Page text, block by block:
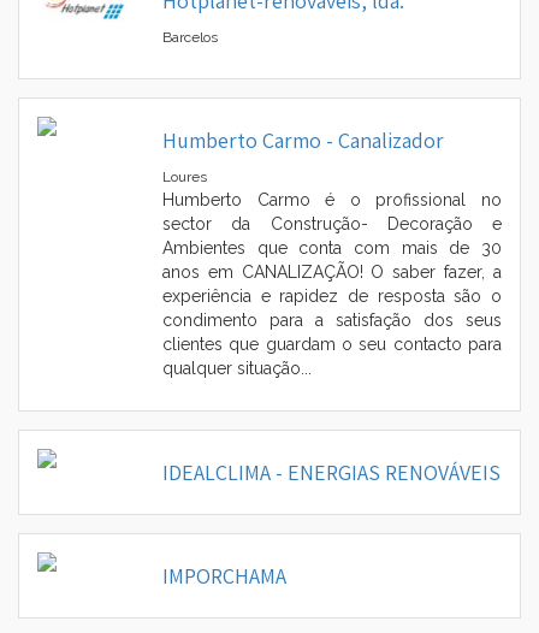
Barcelos
Humberto Carmo - Canalizador
Loures
Humberto Carmo é o profissional no
sector da Construção- Decoração e
Ambientes que conta com mais de 30
anos em CANALIZAÇÃO! O saber fazer, a
experiência e rapidez de resposta são o
condimento para a satisfação dos seus
clientes que guardam o seu contacto para
qualquer situação...
IDEALCLIMA - ENERGIAS RENOVÁVEIS
IMPORCHAMA